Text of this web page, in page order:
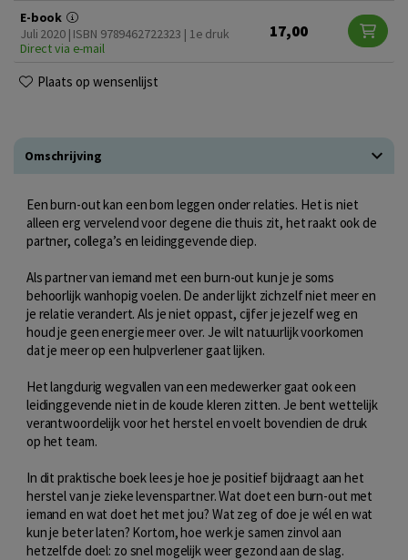
E-book
Juli 2020 | ISBN 9789462722323 | 1e druk
Direct via e-mail
17,00
Plaats op wensenlijst
Omschrijving
Een burn-out kan een bom leggen onder relaties. Het is niet
alleen erg vervelend voor degene die thuis zit, het raakt ook de
partner, collega’s en leidinggevende diep.
Als partner van iemand met een burn-out kun je je soms
behoorlijk wanhopig voelen. De ander lijkt zichzelf niet meer en
je relatie verandert. Als je niet oppast, cijfer je jezelf weg en
houd je geen energie meer over. Je wilt natuurlijk voorkomen
dat je meer op een hulpverlener gaat lijken.
Het langdurig wegvallen van een medewerker gaat ook een
leidinggevende niet in de koude kleren zitten. Je bent wettelijk
verantwoordelijk voor het herstel en voelt bovendien de druk
op het team.
In dit praktische boek lees je hoe je positief bijdraagt aan het
herstel van je zieke levenspartner. Wat doet een burn-out met
iemand en wat doet het met jou? Wat zeg of doe je wél en wat
kun je beter laten? Kortom, hoe werk je samen zinvol aan
hetzelfde doel: zo snel mogelijk weer gezond aan de slag.